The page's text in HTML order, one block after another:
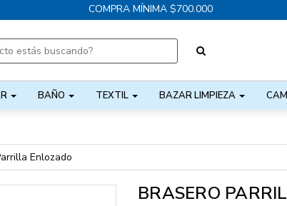
COMPRA MÍNIMA $700.000
BAÑO TEXTIL BAZAR LIMPIEZA
Enlozado
BRASERO